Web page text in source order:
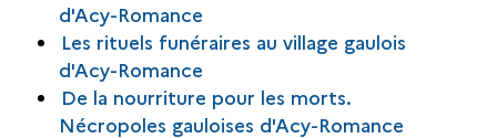
d'Acy-Romance
Les rituels funéraires au village gaulois
d'Acy-Romance
De la nourriture pour les morts.
Nécropoles gauloises d'Acy-Romance